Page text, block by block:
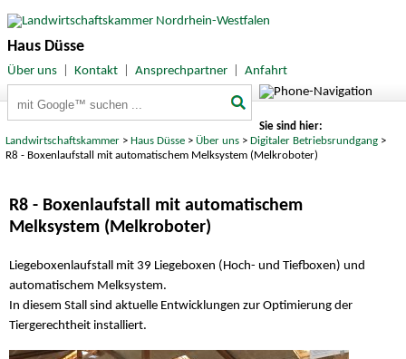
Haus Düsse
Über uns| Kontakt| Ansprechpartner| Anfahrt
Sie sind hier:
Landwirtschaftskammer > Haus Düsse >Über uns > Digitaler Betriebsrundgang >
R8 - Boxenlaufstall mit automatischem Melksystem (Melkroboter)
R8 - Boxenlaufstall mit automatischem
Melksystem (Melkroboter)
Liegeboxenlaufstall mit 39 Liegeboxen (Hoch- und Tiefboxen) und
automatischem Melksystem.
In diesem Stall sind aktuelle Entwicklungen zur Optimierung der
Tiergerechtheit installiert.